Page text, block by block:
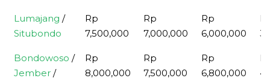
Lumajang /
Situbondo
Rp
7,500,000
Rp
7,000,000
Rp
6,000,000
Bondowoso /
Jember /
Rp
8,000,000
Rp
7,500,000
Rp
6,800,000